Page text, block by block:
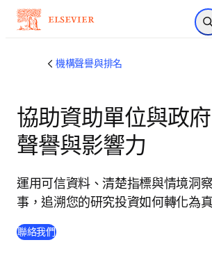
跳到主要
機構聲譽與排名
協助資助單位與政
聲譽與影響力
運用可信資料、清楚指標與情境洞
事，追溯您的研究投資如何轉化為
聯絡我們